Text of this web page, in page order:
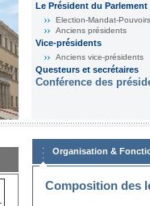
Le Président du Parlement
Election-Mandat-Pouvoirs
Anciens présidents
Vice-présidents
Anciens vice-présidents
Questeurs et secrétaires
Conférence des
Organisation &
Composition des